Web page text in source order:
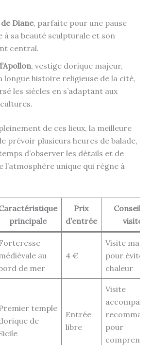
Diane, parfaite pour une pause
à sa beauté sculpturale et son
central.
, vestige dorique majeur,
longue histoire religieuse de la cité,
les siècles en s’adaptant aux
de ces lieux, la meilleure
prévoir plusieurs heures de balade,
d’observer les détails et de
l’atmosphère unique qui règne à
principale
Prix
d’entrée
Conseil de
visite
au
de mer
4 €
Visite
pour éviter
chaleur
temple
de
Entrée
libre
Visite
pour